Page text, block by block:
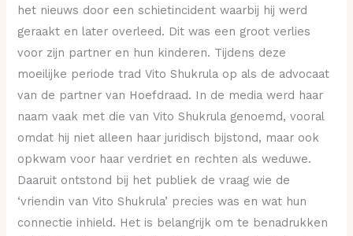
het nieuws door een schietincident waarbij hij werd
geraakt en later overleed. Dit was een groot verlies
voor zijn partner en hun kinderen. Tijdens deze
moeilijke periode trad Vito Shukrula op als de advocaat
van de partner van Hoefdraad. In de media werd haar
naam vaak met die van Vito Shukrula genoemd, vooral
omdat hij niet alleen haar juridisch bijstond, maar ook
opkwam voor haar verdriet en rechten als weduwe.
Daaruit ontstond bij het publiek de vraag wie de
‘vriendin van Vito Shukrula’ precies was en wat hun
connectie inhield. Het is belangrijk om te benadrukken